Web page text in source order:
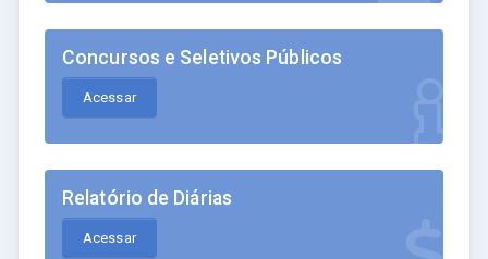
Concursos e Seletivos Públicos
Acessar
Relatório de Diárias
Acessar